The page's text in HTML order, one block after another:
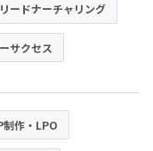
リードナーチャリング
サクセス
制作・LPO